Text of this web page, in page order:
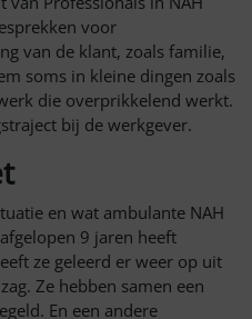
voor
van de klant, zoals familie,
soms in kleine dingen zoals
die overprikkelend werkt.
bij de werkgever.
en wat ambulante NAH
9 jaren heeft
ze geleerd er weer op uit
Ze hebben samen een
En een andere